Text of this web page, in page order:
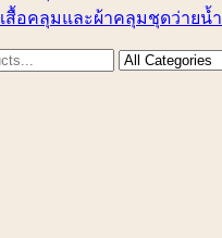
เสื้อคลุมและผ้าคลุมชุดว่ายน้ำ